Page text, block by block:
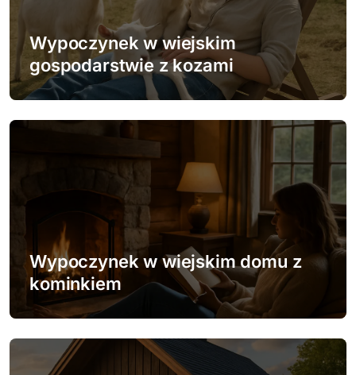
a
w
p
Wypoczynek w wiejskim
gospodarstwie z kozami
Wypoczynek w wiejskim domu z
kominkiem